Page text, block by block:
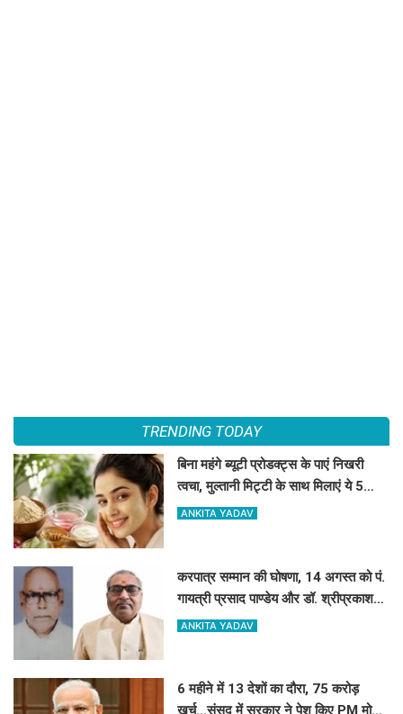
TRENDING TODAY
बिना महंगे ब्यूटी प्रोडक्ट्स के पाएं निखरी
त्वचा, मुल्तानी मिट्टी के साथ मिलाएं ये 5
चीजें, त्वचा दिखेगी दमकती
ANKITA YADAV
करपात्र सम्मान की घोषणा, 14 अगस्त को पं.
गायत्री प्रसाद पाण्डेय और डॉ. श्रीप्रकाश
मिश्र करपात्र गौरव से होंगे सम्मानित
ANKITA YADAV
6 महीने में 13 देशों का दौरा, 75 करोड़
खर्च...संसद में सरकार ने पेश किए PM मोदी